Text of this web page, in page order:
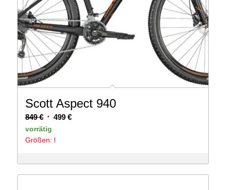
Scott Aspect 940
849€ Ursprünglicher
Preis
war:
499 €Aktueller
vorrätig
Größen: l